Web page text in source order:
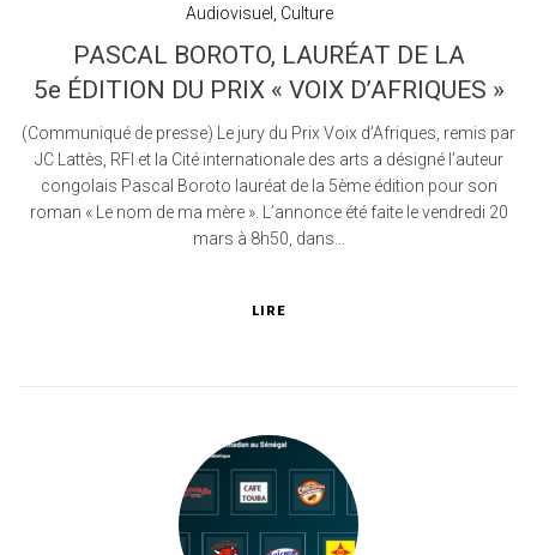
Audiovisuel Culture
PASCAL BOROTO, LAURÉAT DE LA
5e ÉDITION DU PRIX « VOIX D’AFRIQUES »
(Communiqué de presse) Le jury du Prix Voix d’Afriques, remis par
JC Lattès, RFI et la Cité internationale des arts a désigné l’auteur
congolais Pascal Boroto lauréat de la 5ème édition pour son
roman « Le nom de ma mère ». L’annonce été faite le vendredi 20
mars à 8h50, dans...
LIRE